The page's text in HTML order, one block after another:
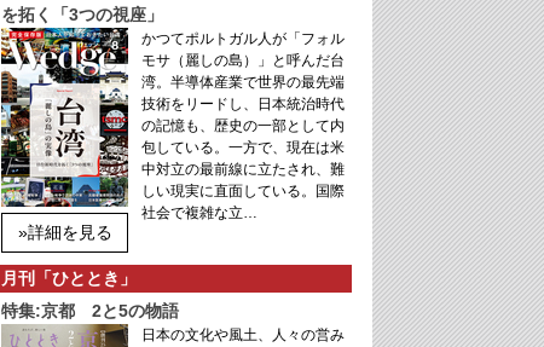
を拓く「3つの視座」
»詳細を見る
かつてポルトガル人が「フォル
モサ（麗しの島）」と呼んだ台
湾。半導体産業で世界の最先端
技術をリードし、日本統治時代
の記憶も、歴史の一部として内
包している。一方で、現在は米
中対立の最前線に立たされ、難
しい現実に直面している。国際
社会で複雑な立…
月刊「ひととき」
特集:京都 2と5の物語
日本の文化や風土、人々の営み